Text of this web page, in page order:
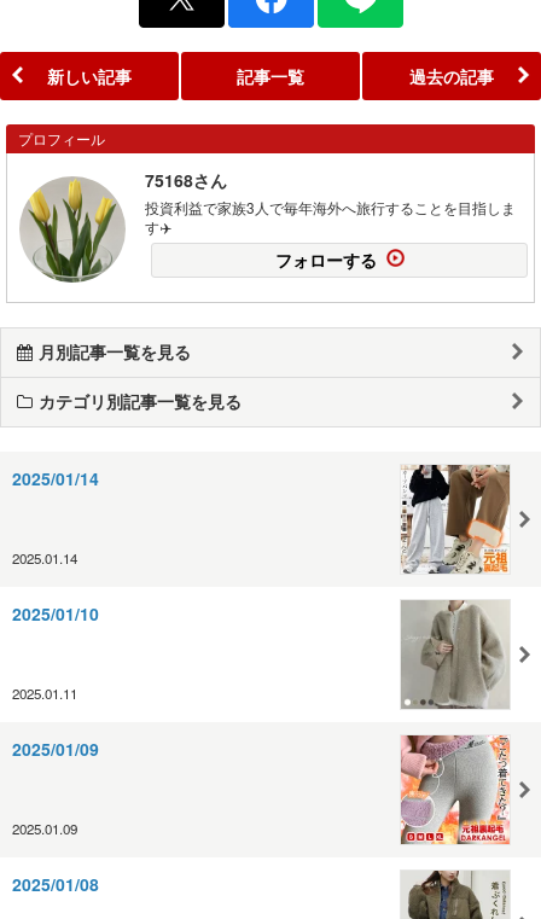
新しい記事 記事一覧 過去の記事
プロフィール
75168さん
投資利益で家族3人で毎年海外へ旅行することを目指しま
す✈️
フォローする
月別記事一覧を見る
カテゴリ別記事一覧を見る
2025/01/14
2025.01.14
2025/01/10
2025.01.11
2025/01/09
2025.01.09
2025/01/08